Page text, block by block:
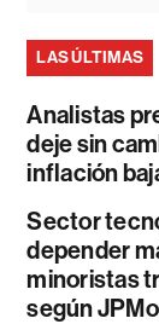
LAS ÚLTIMAS
Analistas
deje sin
inflación
Sector
depender
minoristas
según